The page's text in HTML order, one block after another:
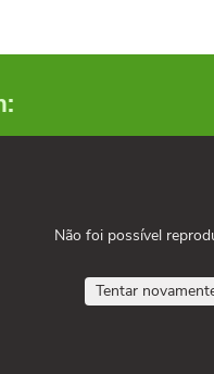
Não foi possível
Tentar